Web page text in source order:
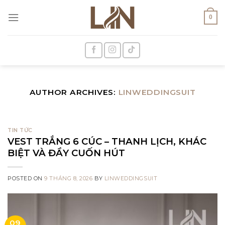
0
AUTHOR ARCHIVES: LINWEDDINGSUIT
TIN TỨC
VEST TRẮNG 6 CÚC – THANH LỊCH, KHÁC
BIỆT VÀ ĐẦY CUỐN HÚT
POSTED ON9 THÁNG 8, 2026 BY LINWEDDINGSUIT
09